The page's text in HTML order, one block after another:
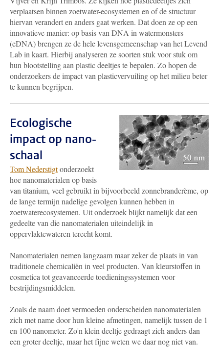
verplaatsen binnen zoetwater-ecosystemen en of de structuur
hiervan verandert en anders gaat werken. Dat doen ze op een
innovatieve manier: op basis van DNA in watermonsters
(eDNA) brengen ze de hele levensgemeenschap van het Levend
Lab in kaart. Hierbij analyseren ze soorten stuk voor stuk om
hun blootstelling aan plastic deeltjes te bepalen. Zo hopen de
onderzoekers de impact van plasticvervuiling op het milieu beter
te kunnen begrijpen.
Ecologische
impact op nano-
schaal
Tom Nederstigtonderzoekt
hoe nanomaterialen op basis
van titanium, veel gebruikt in bijvoorbeeld zonnebrandcrème, op
de lange termijn nadelige gevolgen kunnen hebben in
zoetwaterecosystemen. Uit onderzoek blijkt namelijk dat een
gedeelte van die nanomaterialen uiteindelijk in
oppervlaktewateren terecht komt.
Nanomaterialen nemen langzaam maar zeker de plaats in van
traditionele chemicaliën in veel producten. Van kleurstoffen in
cosmetica tot geavanceerde toedieningssystemen voor
bestrijdingsmiddelen.
Zoals de naam doet vermoeden onderscheiden nanomaterialen
zich met name door hun kleine afmetingen, namelijk tussen de 1
en 100 nanometer. Zo'n klein deeltje gedraagt zich anders dan
een groter deeltje, maar het fijne weten we daar nog niet van.